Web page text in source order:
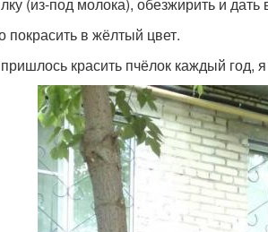
покрасить в жёлтый цвет.
красить пчёлок каждый год,